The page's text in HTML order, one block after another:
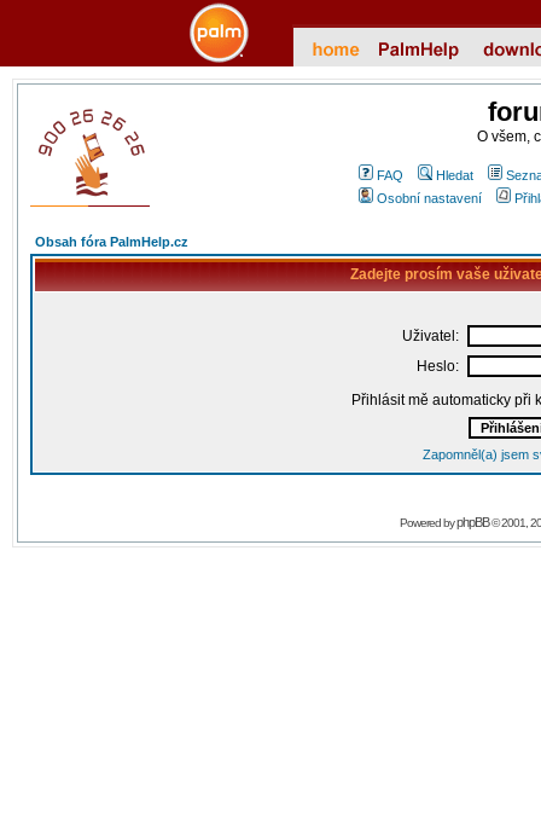
O všem,
FAQ Hledat
Osobní nastavení
Obsah fóra PalmHelp.cz
Zadejte prosím vaše
Uživatel:
Heslo:
Přihlásit mě automaticky při
Zapomněl(a) jsem
Powered byphpBB© 2001,